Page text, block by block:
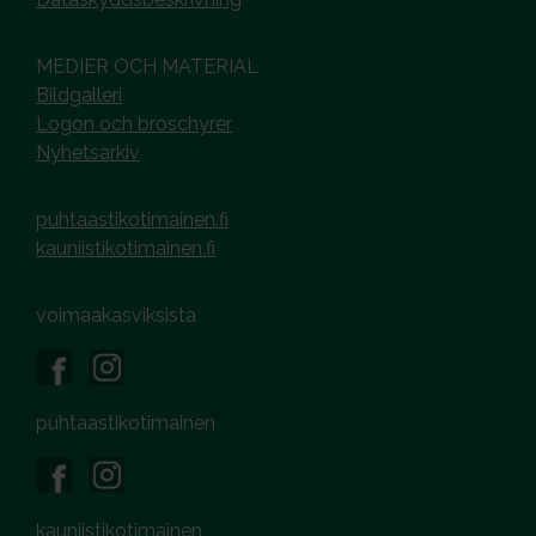
MEDIER OCH MATERIAL
Bildgalleri
Logon och broschyrer
Nyhetsarkiv
puhtaastikotimainen.fi
kauniistikotimainen.fi
voimaakasviksista
puhtaastikotimainen
kauniistikotimainen